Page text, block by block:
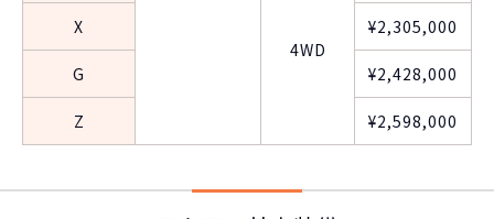
4WD
X ¥2,305,000
G ¥2,428,000
Z ¥2,598,000